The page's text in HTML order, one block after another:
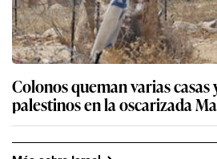
Colonos queman varias casas
palestinos en la oscarizada